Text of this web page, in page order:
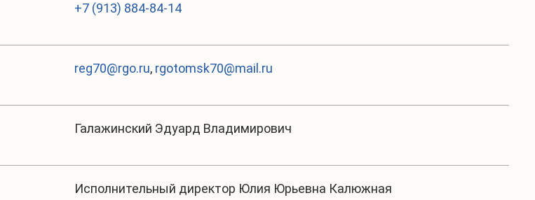
+7 (913) 884-84-14
reg70@rgo.ru, rgotomsk70@mail.ru
Галажинский Эдуард Владимирович
Исполнительный директор Юлия Юрьевна Калюжная